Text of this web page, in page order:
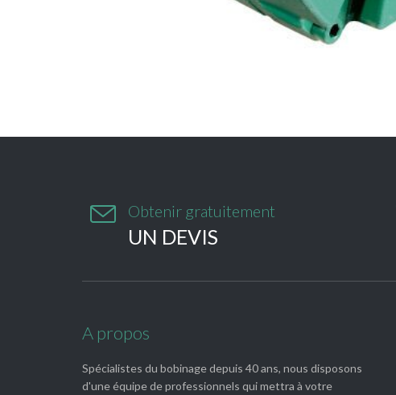
 Obtenir gratuitement
UN DEVIS
A propos
Spécialistes du bobinage depuis 40 ans, nous disposons
d'une équipe de professionnels qui mettra à votre